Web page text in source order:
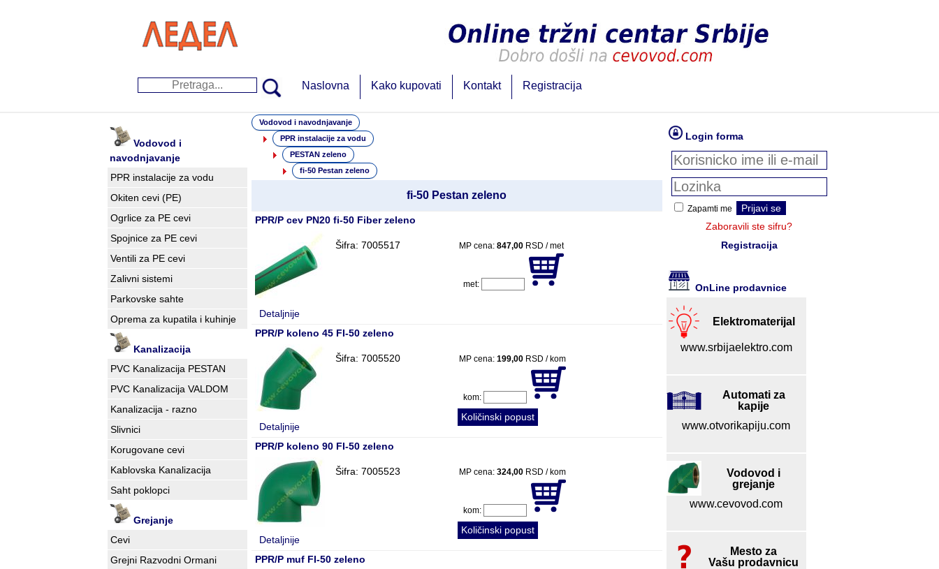
Naslovna Kako kupovati Kontakt Registracija
Vodovod i
navodnjavanje
PPR instalacije za vodu
Okiten cevi (PE)
Ogrlice za PE cevi
Spojnice za PE cevi
Ventili za PE cevi
Zalivni sistemi
Parkovske sahte
Oprema za kupatila i kuhinje
Kanalizacija
PVC Kanalizacija PESTAN
PVC Kanalizacija VALDOM
Kanalizacija - razno
Slivnici
Korugovane cevi
Kablovska Kanalizacija
Saht poklopci
Grejanje
Cevi
Grejni Razvodni Ormani
Vodovod i navodnjavanje
PPR instalacije za vodu
PESTAN zeleno
fi-50 Pestan zeleno
fi-50 Pestan zeleno
PPR/P cev PN20 fi-50 Fiber zeleno
Detaljnije
Šifra: 7005517 MP cena: 847,00RSD / met
met:
PPR/P koleno 45 FI-50 zeleno
Detaljnije
Šifra: 7005520 MP cena: 199,00RSD / kom
kom:
Količinski popust
PPR/P koleno 90 FI-50 zeleno
Detaljnije
Šifra: 7005523 MP cena: 324,00RSD / kom
kom:
Količinski popust
PPR/P muf FI-50 zeleno
Login forma
Zapamti me
Zaboravili ste sifru?
Registracija
OnLine prodavnice
Elektromaterijal
www.srbijaelektro.com
Automati za
kapije
www.otvorikapiju.com
Vodovod i
grejanje
www.cevovod.com
Mesto za
Vašu prodavnicu